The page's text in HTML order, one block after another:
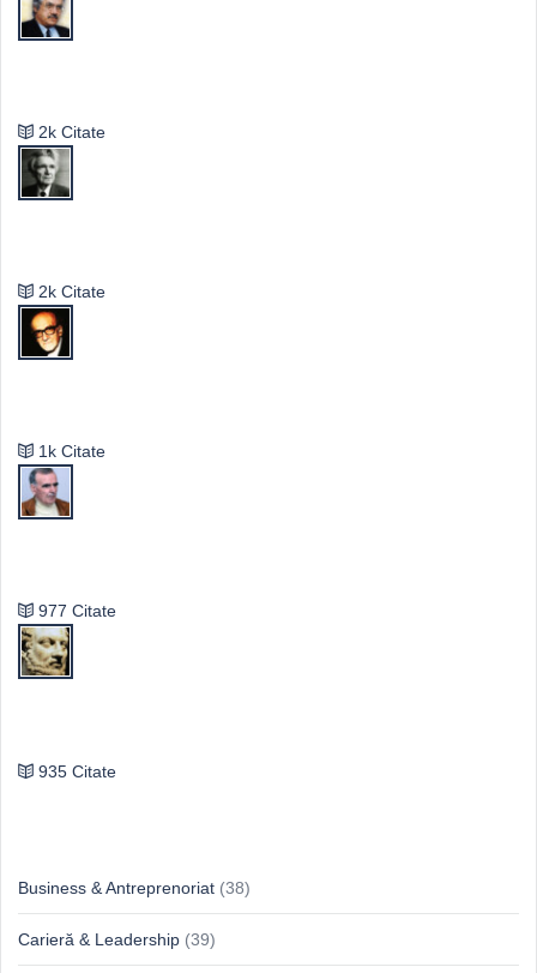
2k Citate
2k Citate
1k Citate
977 Citate
935 Citate
Business & Antreprenoriat (38)
Carieră & Leadership (39)